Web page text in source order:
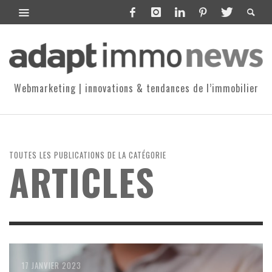
Webmarketing | innovations & tendances de l’immobilier
TOUTES LES PUBLICATIONS DE LA CATÉGORIE
ARTICLES
6 MARS 2023
17 JANVIER 2023
8 DÉCEMBRE 2022
15 NOVEMBRE 2022
8 JUIN 2022